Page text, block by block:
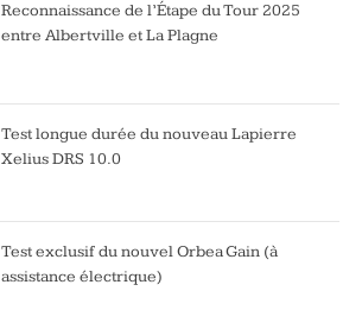
Reconnaissance de l’Étape du Tour 2025
entre Albertville et La Plagne
Test longue durée du nouveau Lapierre
Xelius DRS 10.0
Test exclusif du nouvel Orbea Gain (à
assistance électrique)